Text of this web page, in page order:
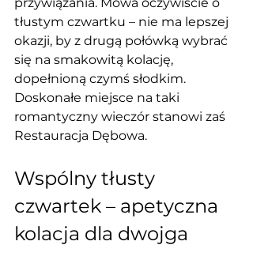
tłustym czwartku – nie ma lepszej
okazji, by z drugą połówką wybrać
się na smakowitą kolację,
dopełnioną czymś słodkim.
Doskonałe miejsce na taki
romantyczny wieczór stanowi zaś
Restauracja Dębowa.
Wspólny tłusty
czwartek – apetyczna
kolacja dla dwojga